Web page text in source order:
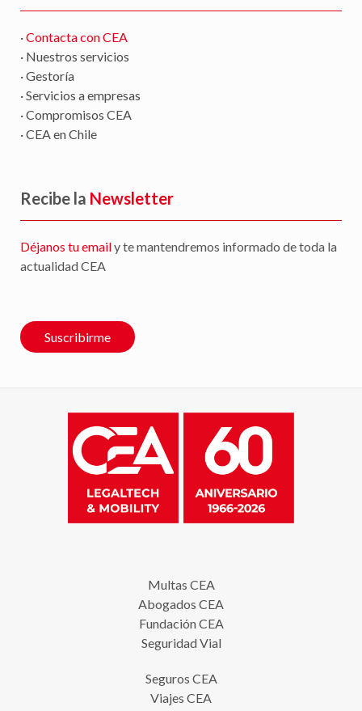
·Contacta con CEA
· Nuestros servicios
· Gestoría
· Servicios a empresas
· Compromisos CEA
· CEA en Chile
Recibe la Newsletter
Déjanos tu emaily te mantendremos informado de toda la
actualidad CEA
Suscribirme
Multas CEA
Abogados CEA
Fundación CEA
Seguridad Vial
Seguros CEA
Viajes CEA